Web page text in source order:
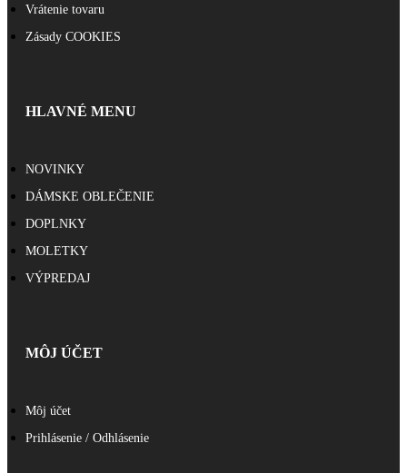
Vrátenie tovaru
Zásady COOKIES
HLAVNÉ MENU
NOVINKY
DÁMSKE OBLEČENIE
DOPLNKY
MOLETKY
VÝPREDAJ
MÔJ ÚČET
Môj účet
Prihlásenie / Odhlásenie